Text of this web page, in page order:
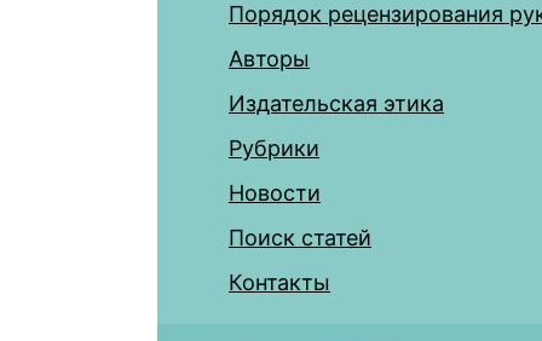
Порядок рецензирования
Авторы
Издательская этика
Рубрики
Новости
Поиск статей
Контакты